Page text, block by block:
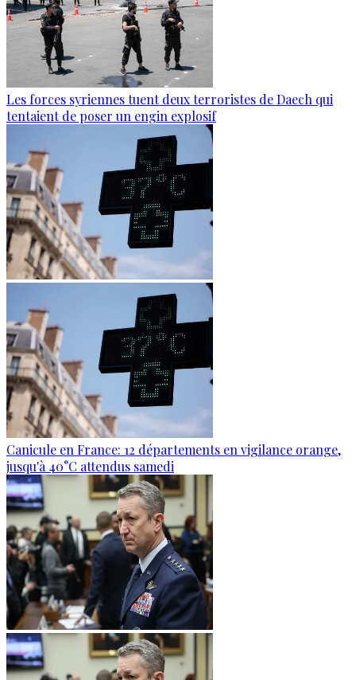
Les forces syriennes tuent deux terroristes de Daech qui
tentaient de poser un engin explosif
Canicule en France: 12 départements en vigilance orange,
jusqu'à 40°C attendus samedi